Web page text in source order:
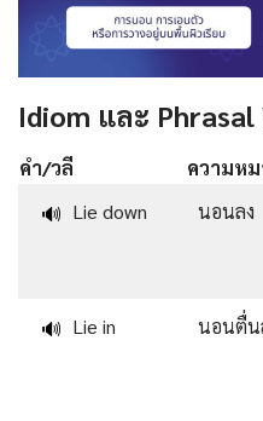
Idiom และ
คำ/วลี ความห
🔊 Lie down นอนลง
🔊 Lie in นอนตื่น